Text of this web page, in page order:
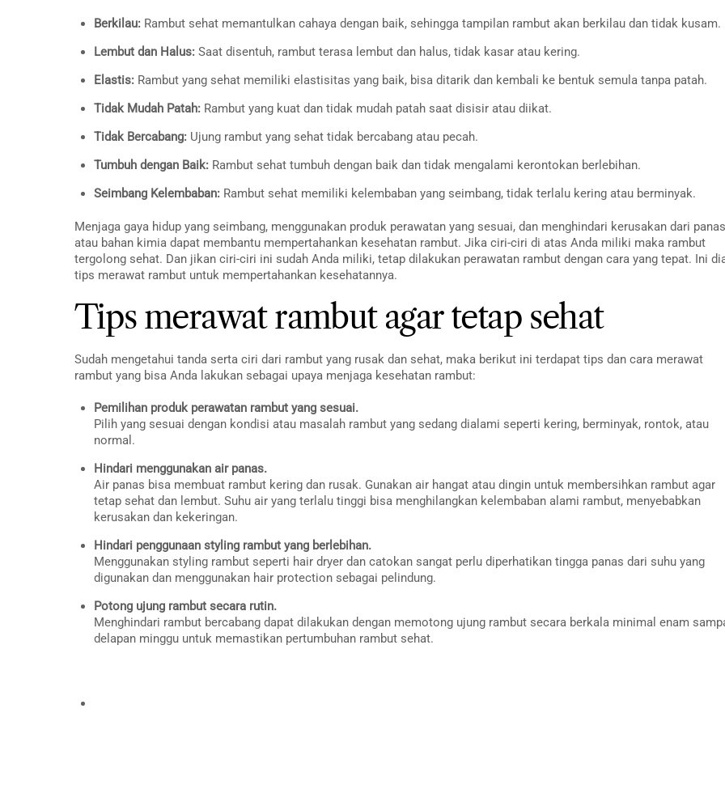
Berkilau: Rambut sehat memantulkan cahaya dengan baik, sehingga tampilan rambut akan berkilau dan tidak kusam.
Lembut dan Halus: Saat disentuh, rambut terasa lembut dan halus, tidak kasar atau kering.
Elastis: Rambut yang sehat memiliki elastisitas yang baik, bisa ditarik dan kembali ke bentuk semula tanpa patah.
Tidak Mudah Patah: Rambut yang kuat dan tidak mudah patah saat disisir atau diikat.
Tidak Bercabang: Ujung rambut yang sehat tidak bercabang atau pecah.
Tumbuh dengan Baik: Rambut sehat tumbuh dengan baik dan tidak mengalami kerontokan berlebihan.
Seimbang Kelembaban: Rambut sehat memiliki kelembaban yang seimbang, tidak terlalu kering atau berminyak.
Menjaga gaya hidup yang seimbang, menggunakan produk perawatan yang sesuai, dan menghindari kerusakan dari panas
atau bahan kimia dapat membantu mempertahankan kesehatan rambut. Jika ciri-ciri di atas Anda miliki maka rambut
tergolong sehat. Dan jikan ciri-ciri ini sudah Anda miliki, tetap dilakukan perawatan rambut dengan cara yang tepat. Ini
tips merawat rambut untuk mempertahankan kesehatannya.
Tips merawat rambut agar tetap sehat
Sudah mengetahui tanda serta ciri dari rambut yang rusak dan sehat, maka berikut ini terdapat tips dan cara merawat
rambut yang bisa Anda lakukan sebagai upaya menjaga kesehatan rambut:
Pemilihan produk perawatan rambut yang sesuai.
Pilih yang sesuai dengan kondisi atau masalah rambut yang sedang dialami seperti kering, berminyak, rontok, atau
normal.
Hindari menggunakan air panas.
Air panas bisa membuat rambut kering dan rusak. Gunakan air hangat atau dingin untuk membersihkan rambut agar
tetap sehat dan lembut. Suhu air yang terlalu tinggi bisa menghilangkan kelembaban alami rambut, menyebabkan
kerusakan dan kekeringan.
Hindari penggunaan styling rambut yang berlebihan.
Menggunakan styling rambut seperti hair dryer dan catokan sangat perlu diperhatikan tingga panas dari suhu yang
digunakan dan menggunakan hair protection sebagai pelindung.
Potong ujung rambut secara rutin.
Menghindari rambut bercabang dapat dilakukan dengan memotong ujung rambut secara berkala minimal enam
delapan minggu untuk memastikan pertumbuhan rambut sehat.